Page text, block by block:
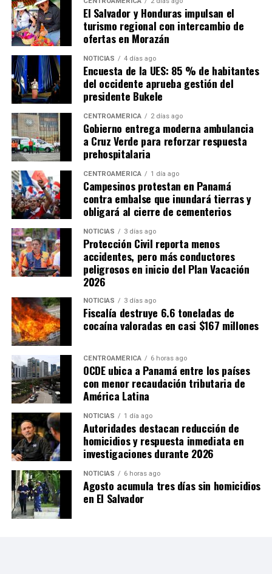
El Salvador y Honduras impulsan el
turismo regional con intercambio de
ofertas en Morazán
NOTICIAS 4 días ago
Encuesta de la UES: 85 % de habitantes
del occidente aprueba gestión del
presidente Bukele
CENTROAMÉRICA 2 días ago
Gobierno entrega moderna ambulancia
a Cruz Verde para reforzar respuesta
prehospitalaria
CENTROAMÉRICA 1 día ago
Campesinos protestan en Panamá
contra embalse que inundará tierras y
obligará al cierre de cementerios
NOTICIAS 3 días ago
Protección Civil reporta menos
accidentes, pero más conductores
peligrosos en inicio del Plan Vacación
2026
NOTICIAS 3 días ago
Fiscalía destruye 6.6 toneladas de
cocaína valoradas en casi $167 millones
CENTROAMÉRICA 6 horas ago
OCDE ubica a Panamá entre los países
con menor recaudación tributaria de
América Latina
NOTICIAS 1 día ago
Autoridades destacan reducción de
homicidios y respuesta inmediata en
investigaciones durante 2026
NOTICIAS 6 horas ago
Agosto acumula tres días sin homicidios
en El Salvador